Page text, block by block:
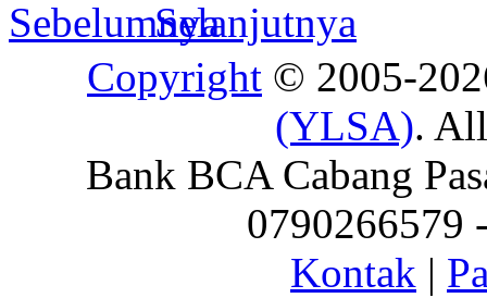
Copyright © 2005-
(YLSA).
Bank BCA Cabang
0790266579
Kontak |